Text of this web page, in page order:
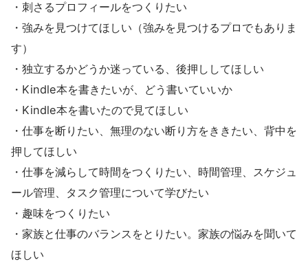
・刺さるプロフィールをつくりたい
・強みを見つけてほしい（強みを見つけるプロでもありま
す）
・独立するかどうか迷っている、後押ししてほしい
・Kindle本を書きたいが、どう書いていいか
・Kindle本を書いたので見てほしい
・仕事を断りたい、無理のない断り方をききたい、背中を
押してほしい
・仕事を減らして時間をつくりたい、時間管理、スケジュ
ール管理、タスク管理について学びたい
・趣味をつくりたい
・家族と仕事のバランスをとりたい。家族の悩みを聞いて
ほしい